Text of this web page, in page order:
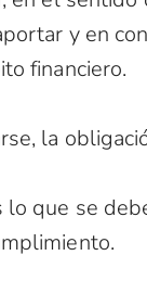
y en
financiero.
la
que se